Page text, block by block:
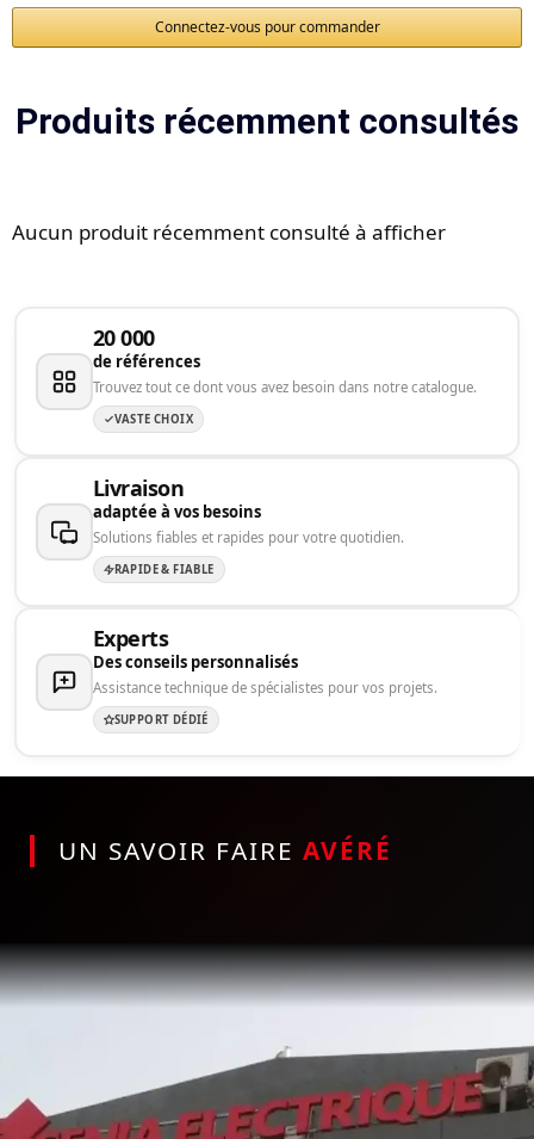
Connectez-vous pour commander
Produits récemment consultés
Aucun produit récemment consulté à afficher
20 000
de références
Trouvez tout ce dont vous avez besoin dans notre catalogue.
VASTE CHOIX
Livraison
adaptée à vos besoins
Solutions fiables et rapides pour votre quotidien.
RAPIDE & FIABLE
Experts
Des conseils personnalisés
Assistance technique de spécialistes pour vos projets.
SUPPORT DÉDIÉ
UN SAVOIR FAIRE AVÉRÉ